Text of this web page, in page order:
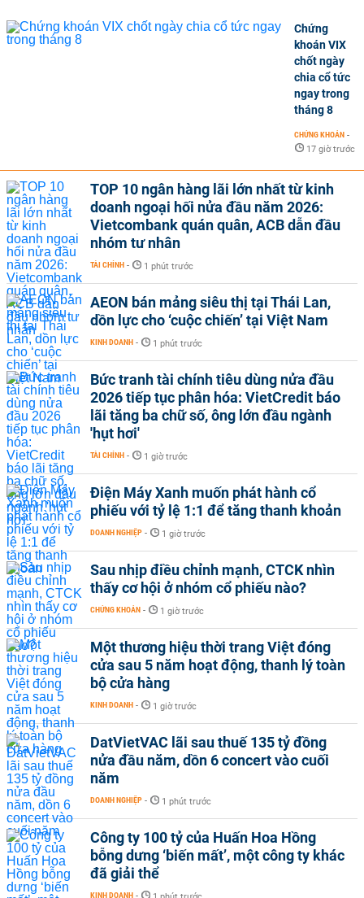
Chứng
khoán VIX
chốt ngày
chia cổ tức
ngay trong
tháng 8
CHỨNG KHOÁN -
17 giờ trước
TOP 10 ngân hàng lãi lớn nhất từ kinh
doanh ngoại hối nửa đầu năm 2026:
Vietcombank quán quân, ACB dẫn đầu
nhóm tư nhân
TÀI CHÍNH - 1 phút trước
AEON bán mảng siêu thị tại Thái Lan,
dồn lực cho ‘cuộc chiến’ tại Việt Nam
KINH DOANH - 1 phút trước
Bức tranh tài chính tiêu dùng nửa đầu
2026 tiếp tục phân hóa: VietCredit báo
lãi tăng ba chữ số, ông lớn đầu ngành
'hụt hơi'
TÀI CHÍNH - 1 giờ trước
Điện Máy Xanh muốn phát hành cổ
phiếu với tỷ lệ 1:1 để tăng thanh khoản
DOANH NGHIỆP - 1 giờ trước
Sau nhịp điều chỉnh mạnh, CTCK nhìn
thấy cơ hội ở nhóm cổ phiếu nào?
CHỨNG KHOÁN - 1 giờ trước
Một thương hiệu thời trang Việt đóng
cửa sau 5 năm hoạt động, thanh lý toàn
bộ cửa hàng
KINH DOANH - 1 giờ trước
DatVietVAC lãi sau thuế 135 tỷ đồng
nửa đầu năm, dồn 6 concert vào cuối
năm
DOANH NGHIỆP - 1 phút trước
Công ty 100 tỷ của Huấn Hoa Hồng
bỗng dưng ‘biến mất’, một công ty khác
đã giải thể
KINH DOANH